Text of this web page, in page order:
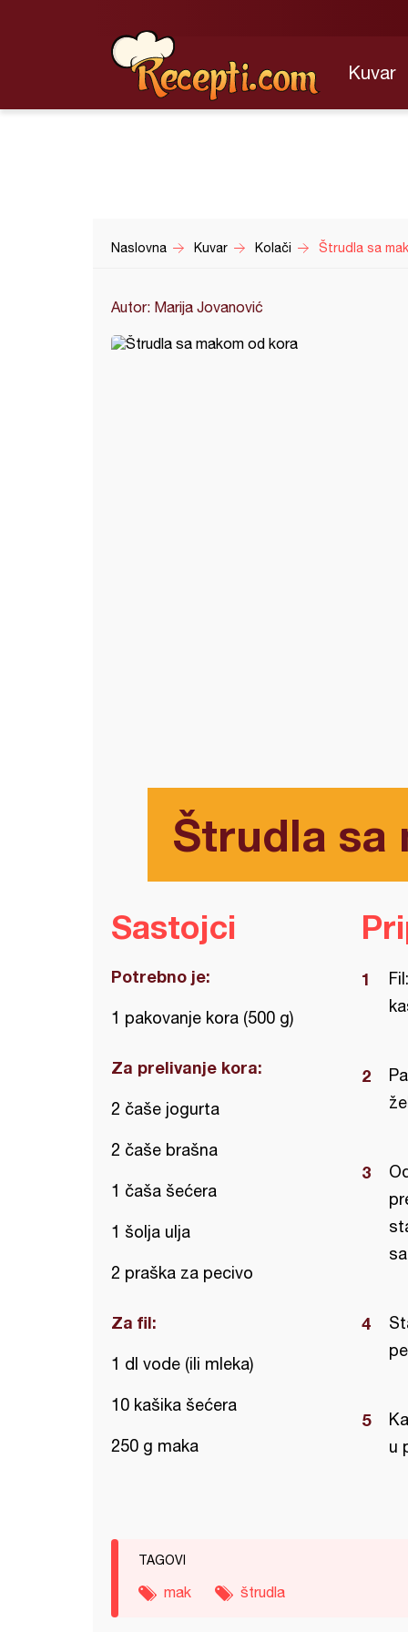
Kuvar
Naslovna Kuvar Kolači Štrudla sa
Autor: Marija Jovanović
Štrudla sa
Sastojci
Potrebno je:
1 pakovanje kora (500 g)
Za prelivanje kora:
2 čaše jogurta
2 čaše brašna
1 čaša šećera
1 šolja ulja
2 praška za pecivo
Za fil:
1 dl vode (ili mleka)
10 kašika šećera
250 g maka
u
TAGOVI
mak štrudla